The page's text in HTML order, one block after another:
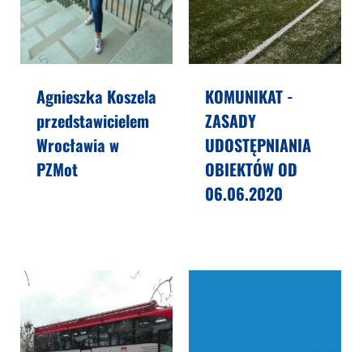
Agnieszka Koszela
przedstawicielem
Wrocławia w
PZMot
KOMUNIKAT -
ZASADY
UDOSTĘPNIANIA
OBIEKTÓW OD
06.06.2020